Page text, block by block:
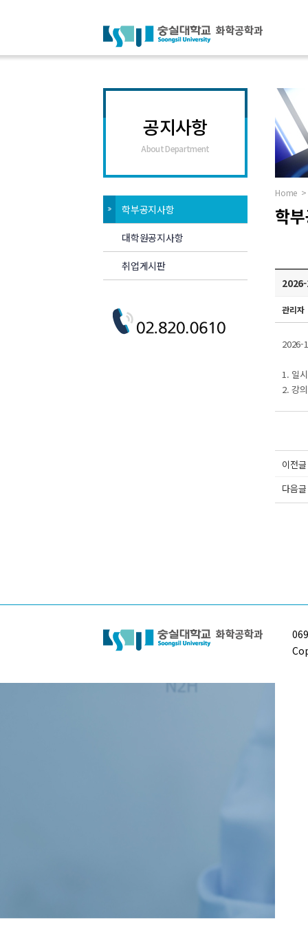
공지사항
About Department
학부공지사항
대학원공지사항
취업게시판
Home >
학
관리자
2026-
1. 일
2. 강
이전글
다음글